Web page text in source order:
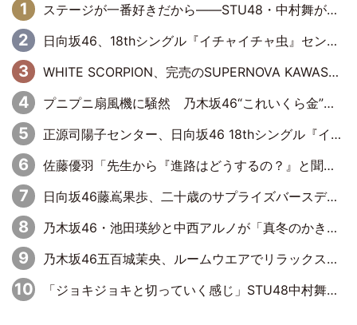
ステージが一番好きだから――STU48・中村舞が描く“これからの私”
日向坂46、18thシングル『イチャイチャ虫』センターは正源司陽子に決定& 佐藤優羽や平岡海月など、“ひなた坂46”からの選抜入りも注目！
WHITE SCORPION、完売のSUPERNOVA KAWASAKIで沸いた“着席型LIVE” 『BASE Live #16』昼公演リポート
プニプニ扇風機に騒然 乃木坂46“これいくら金”延長中は今回もわちゃわちゃ全開
正源司陽子センター、日向坂46 18thシングル『イチャイチャ虫』新ビジュアル公開
佐藤優羽「先生から『進路はどうするの？』と聞かれて。『実は……』とXのトレンドで1位になっているスマホを見せました」【日向坂46『五期生LIVE』開催記念 五期生“変革”ドキュメンタリー③】
日向坂46藤嶌果歩、二十歳のサプライズバースデーに大喜び「頼られる先輩になれるように努力していきたい」
乃木坂46・池田瑛紗と中西アルノが「真冬のかき氷」騒動で火花散らす！ 因縁の裏にあるのは、逆境をともに“凌”ぐ似た者同士の絆
乃木坂46五百城茉央、ルームウエアでリラックス「今回のグラビアを見て成長を感じていただけるとうれしい」
「ジョキジョキと切っていく感じ」STU48中村舞、新しい挑戦は自らの手で